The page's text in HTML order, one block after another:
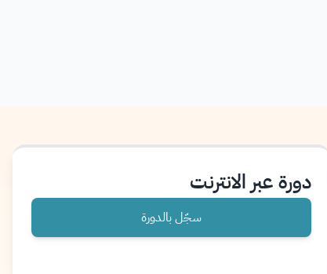
دورة عبر الانترنت
سجّل بالدورة